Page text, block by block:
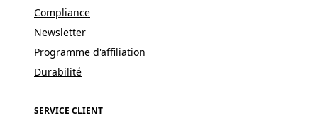
Compliance
Newsletter
Programme d'affiliation
Durabilité
SERVICE CLIENT